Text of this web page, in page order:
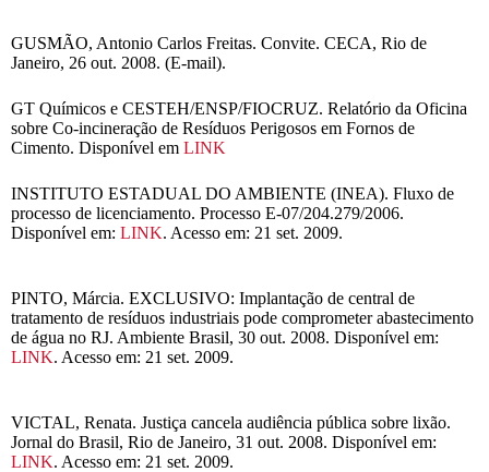
GUSMÃO, Antonio Carlos Freitas. Convite. CECA, Rio de
Janeiro, 26 out. 2008. (E-mail).
GT Químicos e CESTEH/ENSP/FIOCRUZ. Relatório da Oficina
sobre Co-incineração de Resíduos Perigosos em Fornos de
Cimento. Disponível em LINK
INSTITUTO ESTADUAL DO AMBIENTE (INEA). Fluxo de
processo de licenciamento. Processo E-07/204.279/2006.
Disponível em: LINK. Acesso em: 21 set. 2009.
PINTO, Márcia. EXCLUSIVO: Implantação de central de
tratamento de resíduos industriais pode comprometer abastecimento
de água no RJ. Ambiente Brasil, 30 out. 2008. Disponível em:
LINK. Acesso em: 21 set. 2009.
VICTAL, Renata. Justiça cancela audiência pública sobre lixão.
Jornal do Brasil, Rio de Janeiro, 31 out. 2008. Disponível em:
LINK. Acesso em: 21 set. 2009.